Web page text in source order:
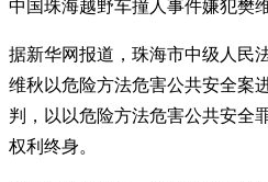
中国珠海越野车撞人事件嫌犯樊
据新华网报道，珠海市中级人民
维秋以危险方法危害公共安全案
判，以以危险方法危害公共安全
权利终身。